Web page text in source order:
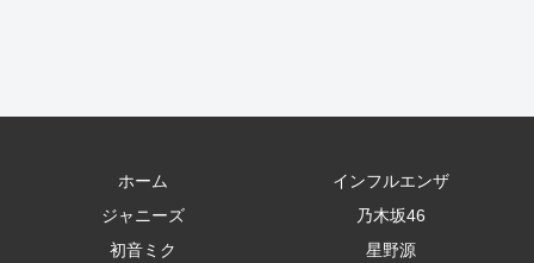
ホーム
インフルエンザ
ジャニーズ
乃木坂46
初音ミク
星野源